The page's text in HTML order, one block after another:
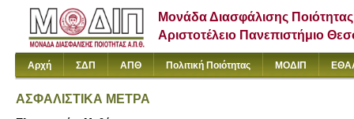
Μονάδα Διασφάλισης Ποιότητας
Αριστοτέλειο Πανεπιστήμιο
Αρχή ΣΔΠ ΑΠΘ Πολιτική Ποιότητας ΜΟΔΙΠ
ΑΣΦΑΛΙΣΤΙΚΑ ΜΕΤΡΑ